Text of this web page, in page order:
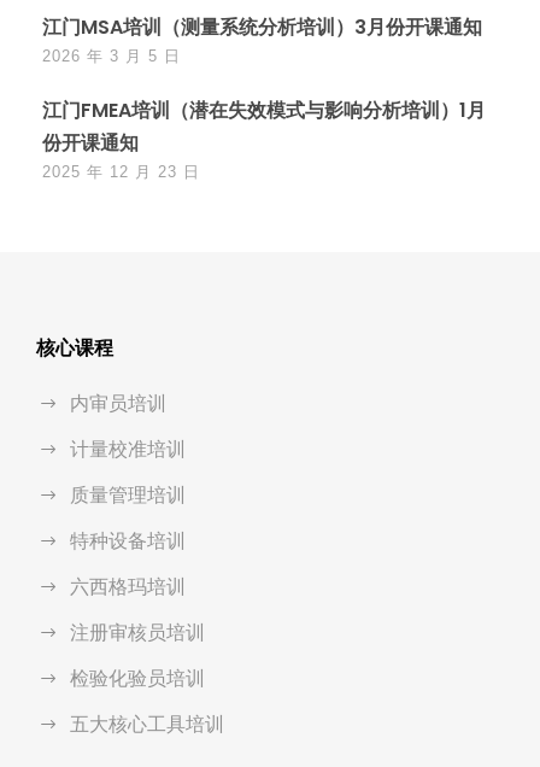
江门MSA培训（测量系统分析培训）3月份开课通知
2026 年 3 月 5 日
江门FMEA培训（潜在失效模式与影响分析培训）1月
份开课通知
2025 年 12 月 23 日
核心课程
内审员培训
计量校准培训
质量管理培训
特种设备培训
六西格玛培训
注册审核员培训
检验化验员培训
五大核心工具培训